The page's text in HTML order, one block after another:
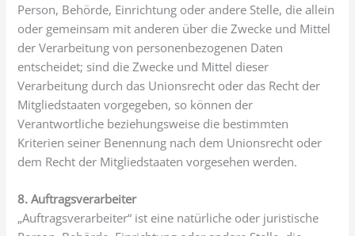
Person, Behörde, Einrichtung oder andere Stelle, die allein
oder gemeinsam mit anderen über die Zwecke und Mittel
der Verarbeitung von personenbezogenen Daten
entscheidet; sind die Zwecke und Mittel dieser
Verarbeitung durch das Unionsrecht oder das Recht der
Mitgliedstaaten vorgegeben, so können der
Verantwortliche beziehungsweise die bestimmten
Kriterien seiner Benennung nach dem Unionsrecht oder
dem Recht der Mitgliedstaaten vorgesehen werden.
8. Auftragsverarbeiter
„Auftragsverarbeiter“ ist eine natürliche oder juristische